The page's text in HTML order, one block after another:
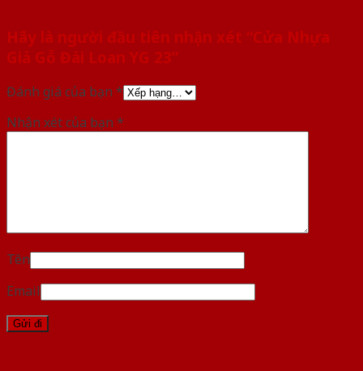
Hãy là người đầu tiên nhận xét “Cửa Nhựa
Giả Gỗ Đài Loan YG 23”
Đánh giá của bạn *
Nhận xét của bạn *
Tên
Email